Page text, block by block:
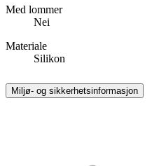
Med lommer
Nei
Materiale
Silikon
Miljø- og sikkerhetsinformasjon